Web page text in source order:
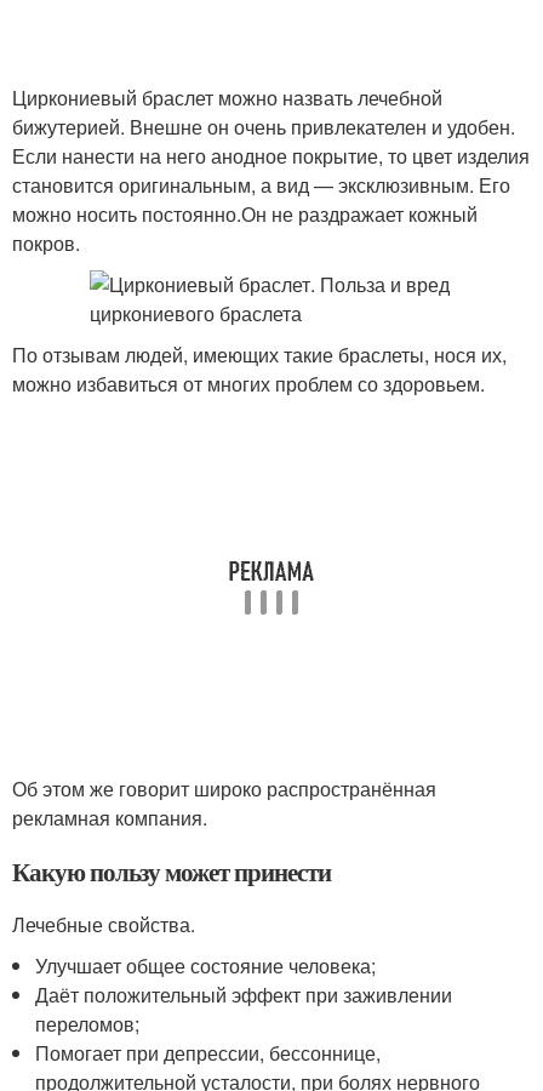
Циркониевый браслет можно назвать лечебной
бижутерией. Внешне он очень привлекателен и удобен.
Если нанести на него анодное покрытие, то цвет изделия
становится оригинальным, а вид — эксклюзивным. Его
можно носить постоянно.Он не раздражает кожный
покров.
По отзывам людей, имеющих такие браслеты, нося их,
можно избавиться от многих проблем со здоровьем.
Об этом же говорит широко распространённая
рекламная компания.
Какую пользу может принести
Лечебные свойства.
Улучшает общее состояние человека;
Даёт положительный эффект при заживлении
переломов;
Помогает при депрессии, бессоннице,
продолжительной усталости, при болях нервного